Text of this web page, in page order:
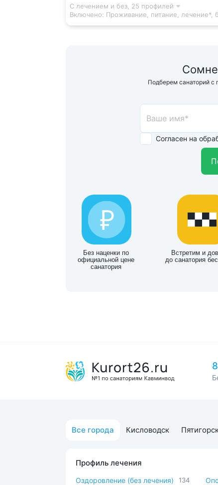
С лечением и без, 25 профилей
Включено: Проживание, питание, лечение*,
Подберем санаторий
Согласен на
Без наценки по
официальной цене
санатория
Встретим и
до санатория
Все города Кисловодск
Профиль лечения
Оздоровление (без лечения) 134